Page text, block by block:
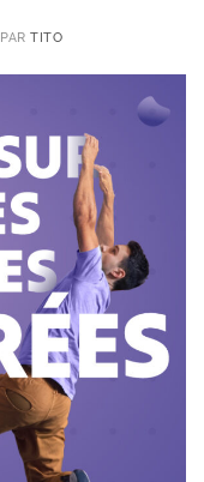
PARTITO